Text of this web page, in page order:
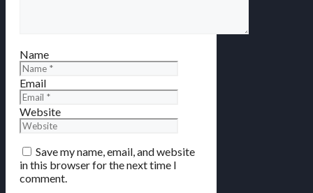
Name
Email
Website
Save my name, email, and website
in this browser for the next time I
comment.